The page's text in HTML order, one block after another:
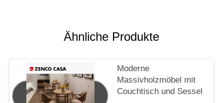
Ähnliche Produkte
Moderne
Massivholzmöbel mit
Couchtisch und Sessel